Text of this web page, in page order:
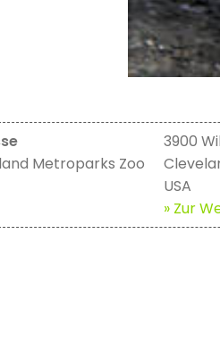
Metroparks Zoo
3900
USA
» Zur